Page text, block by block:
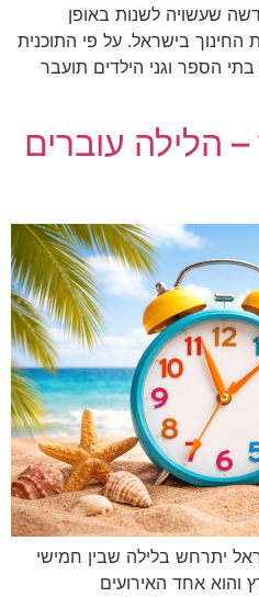
שעשויה לשנות באופן
החינוך בישראל. על פי התוכנית
הספר וגני הילדים תועבר
הלילה עוברים
קיץ 2026 ב־ישראל יתרחש בלילה שבין חמישי
26 עד 27 במרץ והוא אחד האירועים